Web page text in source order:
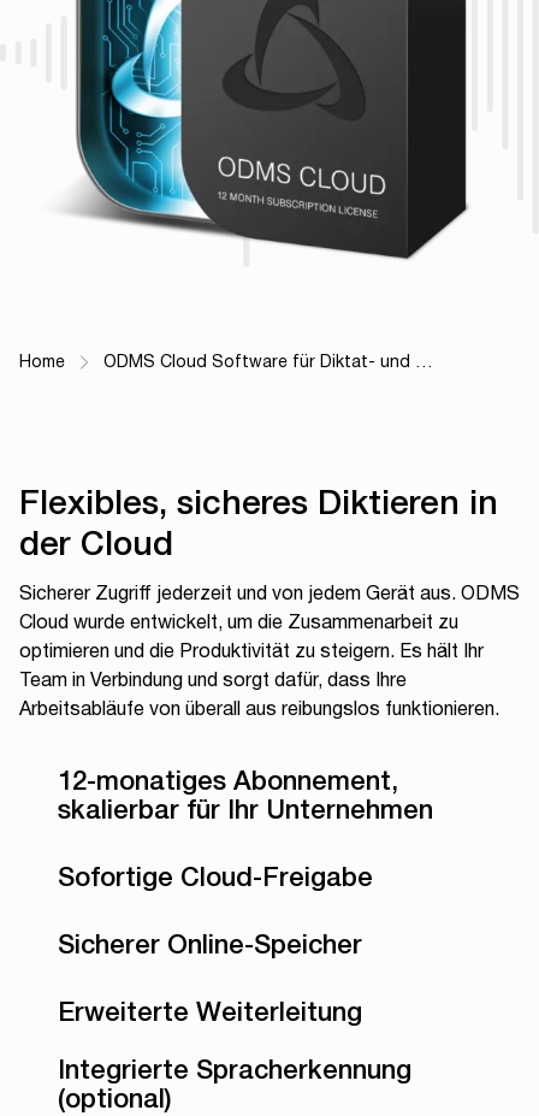
Breadcrumb Navigation
Home ODMS Cloud Software für Diktat- und …
Flexibles, sicheres Diktieren in
der Cloud
Sicherer Zugriff jederzeit und von jedem Gerät aus. ODMS
Cloud wurde entwickelt, um die Zusammenarbeit zu
optimieren und die Produktivität zu steigern. Es hält Ihr
Team in Verbindung und sorgt dafür, dass Ihre
Arbeitsabläufe von überall aus reibungslos funktionieren.
12-monatiges Abonnement,
skalierbar für Ihr Unternehmen
Sofortige Cloud-Freigabe
Sicherer Online-Speicher
Erweiterte Weiterleitung
Integrierte Spracherkennung
(optional)